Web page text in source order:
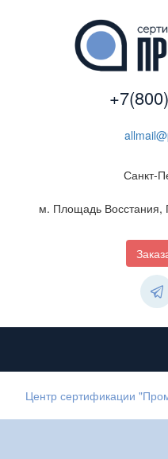
Санкт-
м. Площадь Восстания,
Центр сертификации